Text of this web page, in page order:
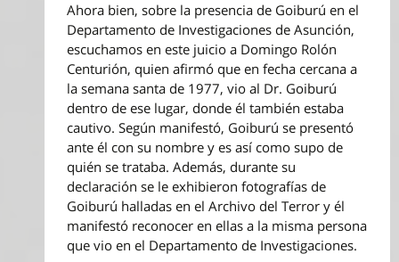
Ahora bien, sobre la presencia de Goiburú en el
Departamento de Investigaciones de Asunción,
escuchamos en este juicio a Domingo Rolón
Centurión, quien afirmó que en fecha cercana a
la semana santa de 1977, vio al Dr. Goiburú
dentro de ese lugar, donde él también estaba
cautivo. Según manifestó, Goiburú se presentó
ante él con su nombre y es así como supo de
quién se trataba. Además, durante su
declaración se le exhibieron fotografías de
Goiburú halladas en el Archivo del Terror y él
manifestó reconocer en ellas a la misma persona
que vio en el Departamento de Investigaciones.